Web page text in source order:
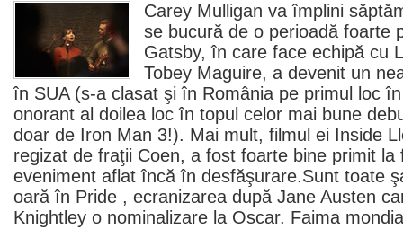
Carey Mulligan va împlini
se bucură de o perioadă foarte
Gatsby, în care face echipă cu
Tobey Maguire, a devenit un
în SUA (s-a clasat şi în România pe primul loc
onorant al doilea loc în topul celor mai bune
doar de Iron Man 3!). Mai mult, filmul ei Inside
regizat de fraţii Coen, a fost foarte bine primit la
eveniment aflat încă în desfăşurare.Sunt toate
oară în Pride , ecranizarea după Jane Austen
Knightley o nominalizare la Oscar. Faima